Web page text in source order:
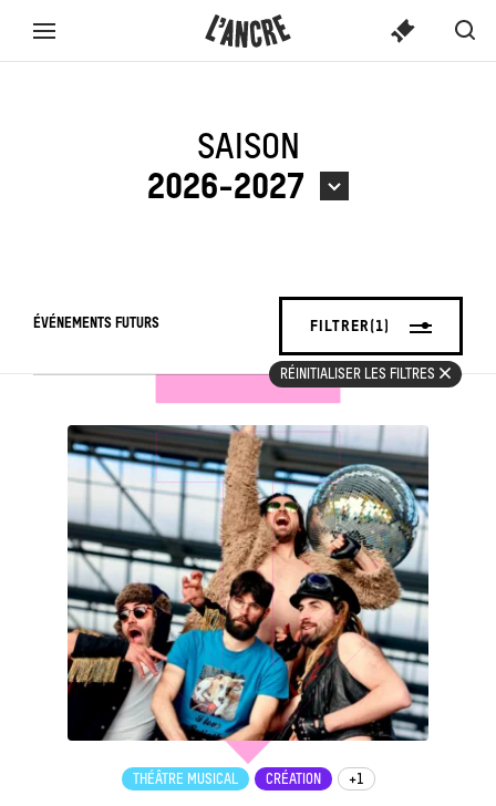
CONTENU
L’ANCRE
Menu
complet
TICKETS
la
SAISON
2026-2027
FILTRER (1)
RÉINITIALISER LES FILTRES
ÉVÉNEMENTS FUTURS
THÉÂTRE MUSICAL CRÉATION +1
see_page